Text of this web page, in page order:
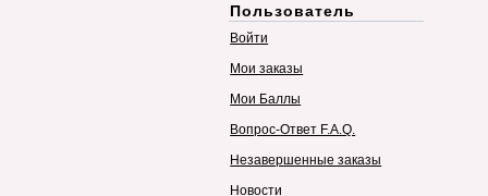
Пользователь
Войти
Мои заказы
Мои Баллы
Вопрос-Ответ F.A.Q.
Незавершенные заказы
Новости